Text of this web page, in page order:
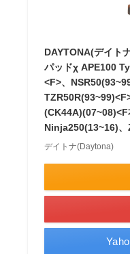
DAYTONA(デイト
パッドχ APE100
<F>、
(CK44A)(07~08)<F
Ninja250(13~16)
デイトナ(Daytona)